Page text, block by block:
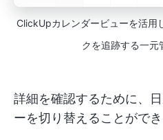
ClickUpカレンダービューを活用
クを追跡する一元
詳細を確認するために、
ーを切り替えることができ